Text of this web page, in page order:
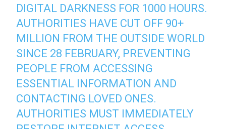
DIGITAL DARKNESS FOR 1000 HOURS.
AUTHORITIES HAVE CUT OFF 90+
MILLION FROM THE OUTSIDE WORLD
SINCE 28 FEBRUARY, PREVENTING
PEOPLE FROM ACCESSING
ESSENTIAL INFORMATION AND
CONTACTING LOVED ONES.
AUTHORITIES MUST IMMEDIATELY